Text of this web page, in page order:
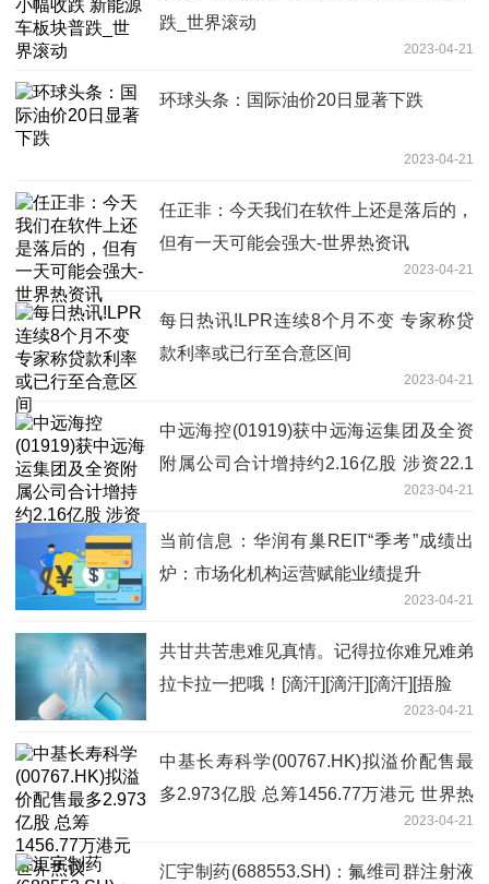
跌_世界滚动
2023-04-21
环球头条：国际油价20日显著下跌
2023-04-21
任正非：今天我们在软件上还是落后的，
但有一天可能会强大-世界热资讯
2023-04-21
每日热讯!LPR连续8个月不变 专家称贷
款利率或已行至合意区间
2023-04-21
中远海控(01919)获中远海运集团及全资
附属公司合计增持约2.16亿股 涉资22.1
2023-04-21
当前信息：华润有巢REIT“季考”成绩出
炉：市场化机构运营赋能业绩提升
2023-04-21
共甘共苦患难见真情。记得拉你难兄难弟
拉卡拉一把哦！[滴汗][滴汗][滴汗][捂脸
2023-04-21
中基长寿科学(00767.HK)拟溢价配售最
多2.973亿股 总筹1456.77万港元 世界热
2023-04-21
汇宇制药(688553.SH)：氟维司群注射液